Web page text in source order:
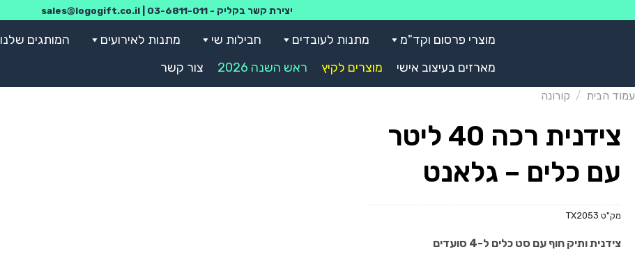
יצירת קשר בקליק -03-6811-011
|
sales@logogift.co.il
מוצרי פרסום וקד"מ מתנות לעובדים חבילות שי מתנות לאירועים
המותגים שלנו
מארזים בעיצוב אישי
מוצרים לקיץ ראש השנה 2026 צור קשר
עמוד הבית / קורונה
צידנית רכה 40 ליטר
עם כלים – גלאנט
מק"ט TX2053
צידנית ותיק חוף עם סט כלים ל-4 סועדים